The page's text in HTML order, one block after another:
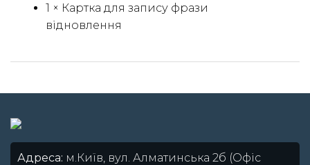
1 × Картка для запису фрази
відновлення
Адреса: м.Київ, вул. Алматинська 2б (Офіс